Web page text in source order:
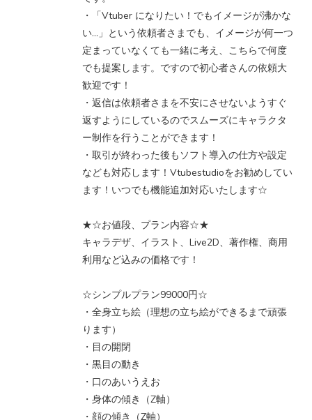
・「Vtuber になりたい！でもイメージが沸かな
い…」という依頼者さまでも、イメージが何一つ
定まっていなくても一緒に考え、こちらで何度
でも提案します。ですので初心者さんの依頼大
歓迎です！
・返信は依頼者さまを不安にさせないようすぐ
返すようにしているのでスムーズにキャラクタ
ー制作を行うことができます！
・取引が終わった後もソフト導入の仕方や設定
なども対応します！Vtubestudioをお勧めしてい
ます！いつでも機能追加対応いたします☆
★☆お値段、プラン内容☆★
キャラデザ、イラスト、Live2D、著作権、商用
利用など込みの価格です！
☆シンプルプラン99000円☆
・全身立ち絵（理想の立ち絵ができるまで頑張
ります）
・目の開閉
・黒目の動き
・口のあいうえお
・身体の傾き（Z軸）
・顔の傾き（Z軸）